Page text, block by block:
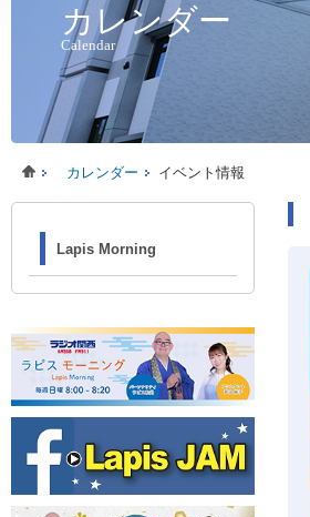
カレンダー
Calendar
カレンダー イベント情報
Lapis Morning